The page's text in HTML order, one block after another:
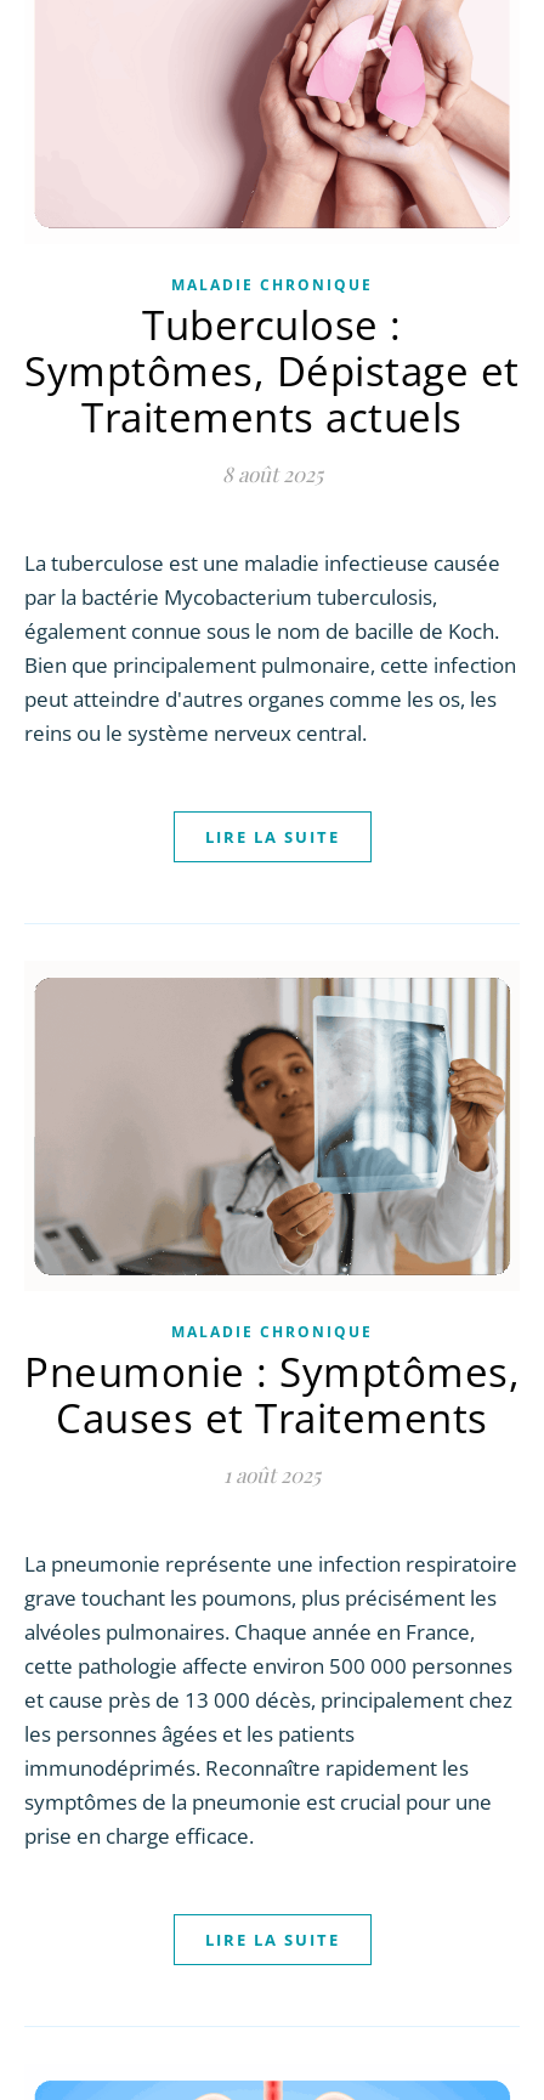
MALADIE CHRONIQUE
Tuberculose :
Symptômes, Dépistage et
Traitements actuels
8 août 2025
La tuberculose est une maladie infectieuse causée
par la bactérie Mycobacterium tuberculosis,
également connue sous le nom de bacille de Koch.
Bien que principalement pulmonaire, cette infection
peut atteindre d'autres organes comme les os, les
reins ou le système nerveux central.
LIRE LA SUITE
MALADIE CHRONIQUE
Pneumonie : Symptômes,
Causes et Traitements
1 août 2025
La pneumonie représente une infection respiratoire
grave touchant les poumons, plus précisément les
alvéoles pulmonaires. Chaque année en France,
cette pathologie affecte environ 500 000 personnes
et cause près de 13 000 décès, principalement chez
les personnes âgées et les patients
immunodéprimés. Reconnaître rapidement les
symptômes de la pneumonie est crucial pour une
prise en charge efficace.
LIRE LA SUITE